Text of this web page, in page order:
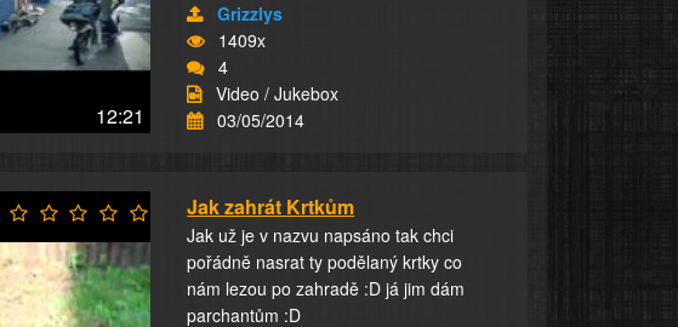
12:21
Grizzlys
1409x
4
Video / Jukebox
03/05/2014
Jak zahrát Krtkům
Jak už je v nazvu napsáno tak chci
pořádně nasrat ty podělaný krtky co
nám lezou po zahradě :D já jim dám
parchantům :D